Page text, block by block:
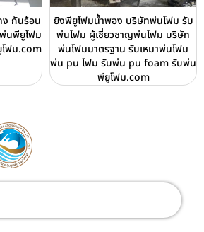
กันร้อน
นพียูโฟม
ฟม.com
ยิงพียูโฟมน้ำพอง บริษัทพ่นโฟม รับ
พ่นโฟม ผู้เชี่ยวชาญพ่นโฟม บริษัท
พ่นโฟมมาตรฐาน รับเหมาพ่นโฟม
พ่น pu โฟม รับพ่น pu foam รับพ่น
พียูโฟม.com